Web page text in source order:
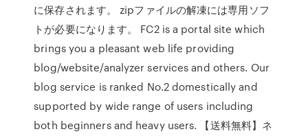
に保存されます。 zipファイルの解凍には専用ソフ
トが必要になります。 FC2 is a portal site which
brings you a pleasant web life providing
blog/website/analyzer services and others. Our
blog service is ranked No.2 domestically and
supported by wide range of users including
both beginners and heavy users. 【送料無料】ネ